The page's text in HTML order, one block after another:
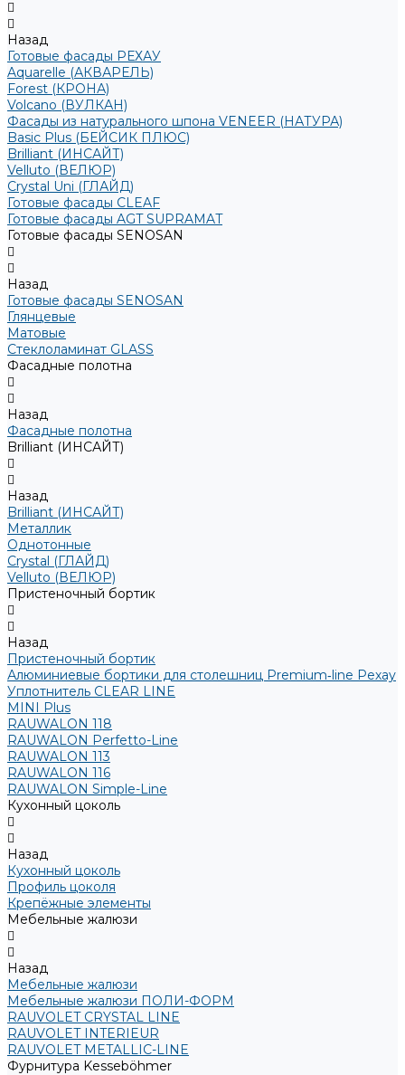
Назад
Готовые фасады РЕХАУ
Aquarelle (АКВАРЕЛЬ)
Forest (КРОНА)
Volcano (ВУЛКАН)
Фасады из натурального шпона VENEER (НАТУРА)
Basic Plus (БЕЙСИК ПЛЮС)
Brilliant (ИНСАЙТ)
Velluto (ВЕЛЮР)
Crystal Uni (ГЛАЙД)
Готовые фасады CLEAF
Готовые фасады AGT SUPRAMAT
Готовые фасады SENOSAN
Назад
Готовые фасады SENOSAN
Глянцевые
Матовые
Стеклоламинат GLASS
Фасадные полотна
Назад
Фасадные полотна
Brilliant (ИНСАЙТ)
Назад
Brilliant (ИНСАЙТ)
Металлик
Однотонные
Crystal (ГЛАЙД)
Velluto (ВЕЛЮР)
Пристеночный бортик
Назад
Пристеночный бортик
Алюминиевые бортики для столешниц Premium‑line Рехау
Уплотнитель CLEAR LINE
MINI Plus
RAUWALON 118
RAUWALON Perfetto-Line
RAUWALON 113
RAUWALON 116
RAUWALON Simple-Line
Кухонный цоколь
Назад
Кухонный цоколь
Профиль цоколя
Крепёжные элементы
Мебельные жалюзи
Назад
Мебельные жалюзи
Мебельные жалюзи ПОЛИ-ФОРМ
RAUVOLET CRYSTAL LINE
RAUVOLET INTERIEUR
RAUVOLET METALLIC-LINE
Фурнитура Kesseböhmer